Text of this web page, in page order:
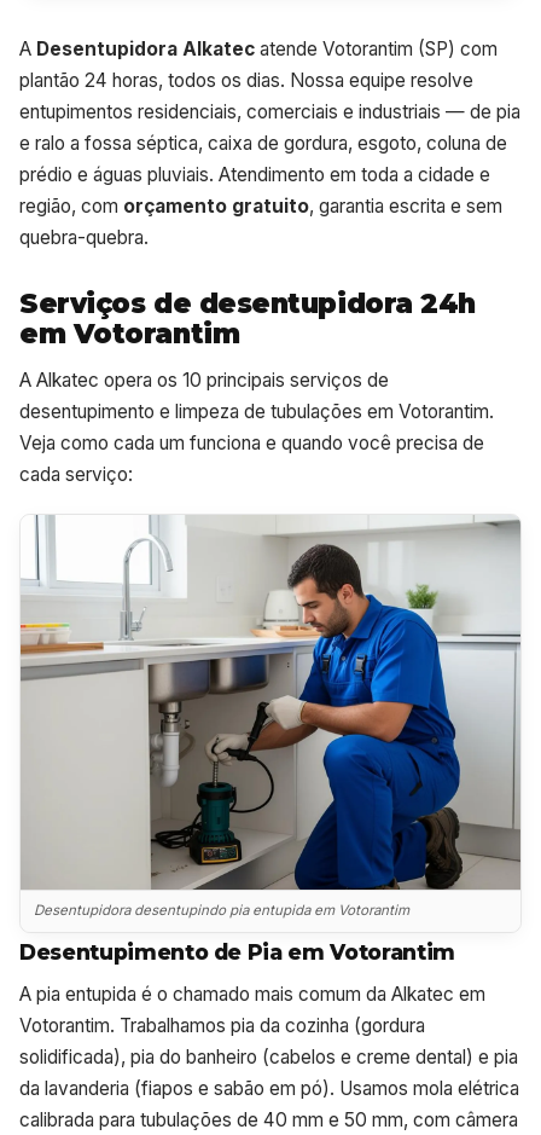
A Desentupidora Alkatec atende Votorantim (SP) com
plantão 24 horas, todos os dias. Nossa equipe resolve
entupimentos residenciais, comerciais e industriais — de pia
e ralo a fossa séptica, caixa de gordura, esgoto, coluna de
prédio e águas pluviais. Atendimento em toda a cidade e
região, com orçamento gratuito, garantia escrita e sem
quebra-quebra.
Serviços de desentupidora 24h
em Votorantim
A Alkatec opera os 10 principais serviços de
desentupimento e limpeza de tubulações em Votorantim.
Veja como cada um funciona e quando você precisa de
cada serviço:
Desentupidora desentupindo pia entupida em Votorantim
Desentupimento de Pia em Votorantim
A pia entupida é o chamado mais comum da Alkatec em
Votorantim. Trabalhamos pia da cozinha (gordura
solidificada), pia do banheiro (cabelos e creme dental) e pia
da lavanderia (fiapos e sabão em pó). Usamos mola elétrica
calibrada para tubulações de 40 mm e 50 mm, com câmera